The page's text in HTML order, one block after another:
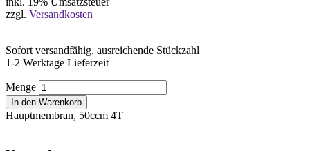
zzgl. Versandkosten
Sofort versandfähig, ausreichende Stückzahl
1-2 Werktage Lieferzeit
Menge
In den Warenkorb
Hauptmembran, 50ccm 4T